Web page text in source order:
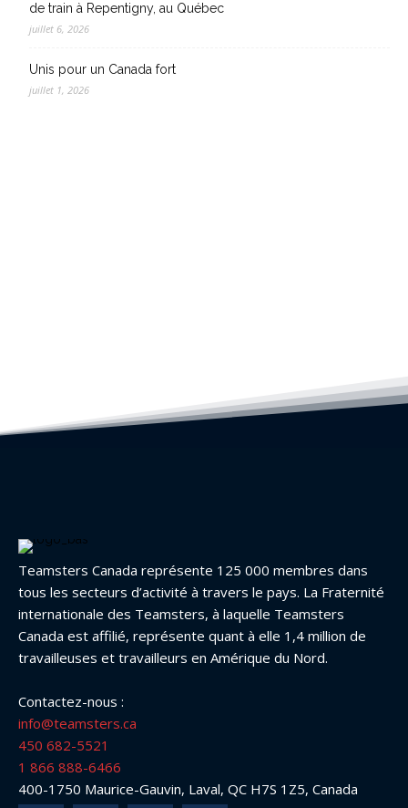
de train à Repentigny, au Québec
juillet 6, 2026
Unis pour un Canada fort
juillet 1, 2026
Teamsters Canada représente 125 000 membres dans
tous les secteurs d’activité à travers le pays. La Fraternité
internationale des Teamsters, à laquelle Teamsters
Canada est affilié, représente quant à elle 1,4 million de
travailleuses et travailleurs en Amérique du Nord.
Contactez-nous :
info@teamsters.ca
450 682-5521
1 866 888-6466
400-1750 Maurice-Gauvin, Laval, QC H7S 1Z5, Canada